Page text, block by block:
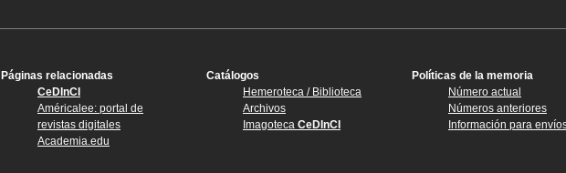
Páginas relacionadas
CeDInCI
Américalee: portal de
revistas digitales
Academia.edu
Catálogos
Hemeroteca / Biblioteca
Archivos
Imagoteca CeDInCI
Políticas de la memoria
Número actual
Números anteriores
Información para